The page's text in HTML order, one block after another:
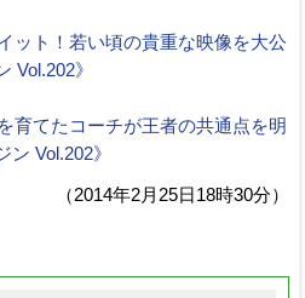
ット！若い頃の貴重な映像を大公
Vol.202》
育てたコーチが王者の共通点を明
Vol.202》
（2014年2月25日18時30分）